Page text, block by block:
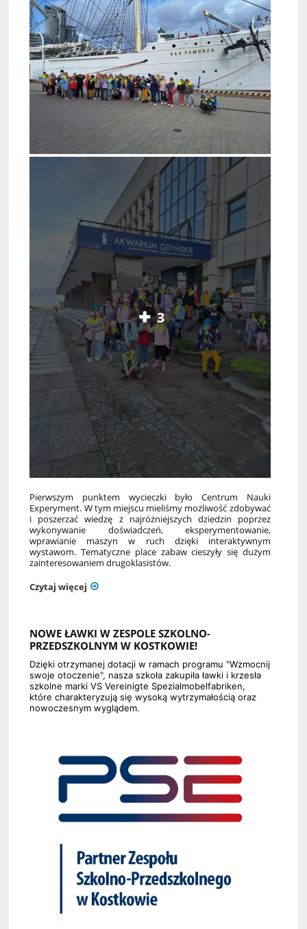
3
Pierwszym punktem wycieczki było Centrum Nauki
Experyment. W tym miejscu mieliśmy możliwość zdobywać
i poszerzać wiedzę z najróżniejszych dziedzin poprzez
wykonywanie doświadczeń, eksperymentowanie,
wprawianie maszyn w ruch dzięki interaktywnym
wystawom. Tematyczne place zabaw cieszyły się dużym
zainteresowaniem drugoklasistów.
Czytaj więcej
NOWE ŁAWKI W ZESPOLE SZKOLNO-
PRZEDSZKOLNYM W KOSTKOWIE!
Dzięki otrzymanej dotacji w ramach programu "Wzmocnij
swoje otoczenie", nasza szkoła zakupiła ławki i krzesła
szkolne marki VS Vereinigte Spezialmobelfabriken,
które charakteryzują się wysoką wytrzymałością oraz
nowoczesnym wyglądem.